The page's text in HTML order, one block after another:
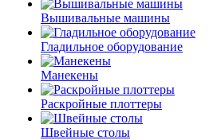
Вышивальные машины
Гладильное оборудование
Манекены
Раскройные плоттеры
Швейные столы